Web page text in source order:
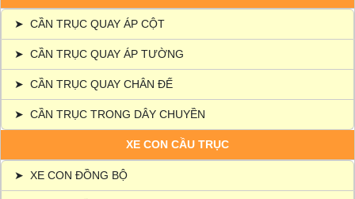
➤ CẦN TRỤC QUAY ÁP CỘT
➤ CẦN TRỤC QUAY ÁP TƯỜNG
➤ CẦN TRỤC QUAY CHÂN ĐẾ
➤ CẦN TRỤC TRONG DÂY CHUYỀN
XE CON CẦU TRỤC
➤ XE CON ĐỒNG BỘ